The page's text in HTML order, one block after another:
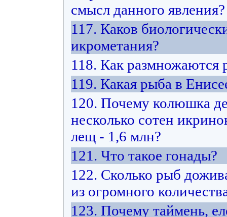
смысл данного явления?
117. Каков
икрометания?
118. Как размножаются
119. Какая рыба в
120. Почему колюшка
несколько сотен
лещ - 1,6 млн?
121. Что такое гонады?
122. Сколько рыб
из огромного
123. Почему таймень,